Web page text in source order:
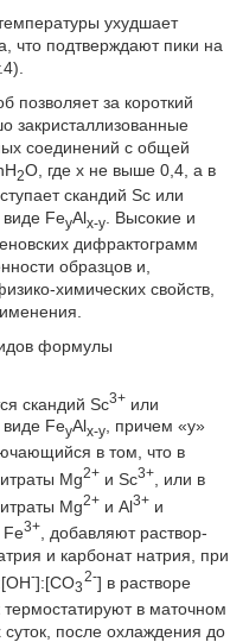
ухудшает
что подтверждают пики на
позволяет за короткий
закристаллизованные
соединений с общей
2O, где x не выше 0,4, а в
скандий Sc или
FeyAlx-y. Высокие и
дифрактограмм
образцов и,
химических свойств,
формулы
скандий Sc3+или
FeyAlx-y, причем «у»
в том, что в
Mg2+и Sc3+, или в
Mg2+и Al3+и
Fe3+, добавляют раствор-
и карбонат натрия, при
-]:[CO3
2-] в растворе
в маточном
после охлаждения до